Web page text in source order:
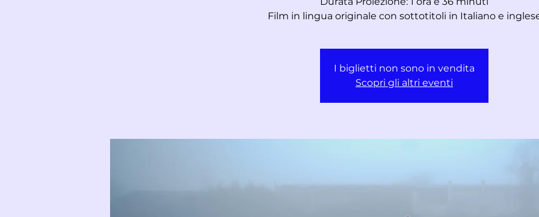
Film in lingua originale con sottotitoli in Italiano e
I biglietti non sono in vendita
Scopri gli altri eventi